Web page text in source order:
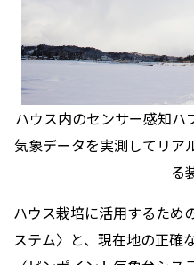
ハウス内のセンサー感知ハ
気象データを実測してリア
る
ハウス栽培に活用するため
ステム〉と、現在地の正確